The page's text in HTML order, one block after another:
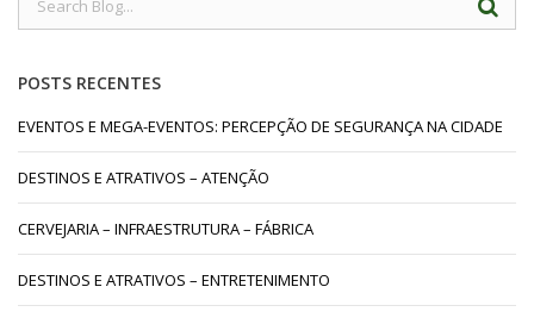
POSTS RECENTES
EVENTOS E MEGA-EVENTOS: PERCEPÇÃO DE SEGURANÇA NA CIDADE
DESTINOS E ATRATIVOS – ATENÇÃO
CERVEJARIA – INFRAESTRUTURA – FÁBRICA
DESTINOS E ATRATIVOS – ENTRETENIMENTO